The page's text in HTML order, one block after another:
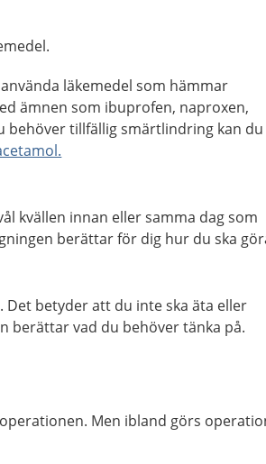
läkemedel som hämmar
ämnen som ibuprofen, naproxen,
behöver tillfällig smärtlindring kan du
kvällen innan eller samma dag som
berättar för dig hur du ska
betyder att du inte ska äta eller
berättar vad du behöver tänka på.
Men ibland görs